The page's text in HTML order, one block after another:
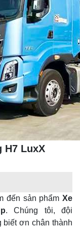
H7 LuxX
đến sản phẩm Xe
. Chúng tôi, đội
ơn chân thành